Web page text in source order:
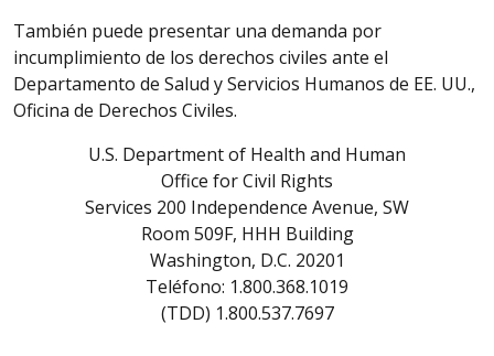
También puede presentar una demanda por
incumplimiento de los derechos civiles ante el
Departamento de Salud y Servicios Humanos de EE. UU.,
Oficina de Derechos Civiles.
U.S. Department of Health and Human
Office for Civil Rights
Services 200 Independence Avenue, SW
Room 509F, HHH Building
Washington, D.C. 20201
Teléfono: 1.800.368.1019
(TDD) 1.800.537.7697